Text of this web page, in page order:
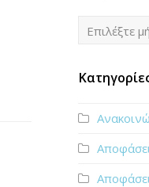
Ιστορικό
Επιλέξτε